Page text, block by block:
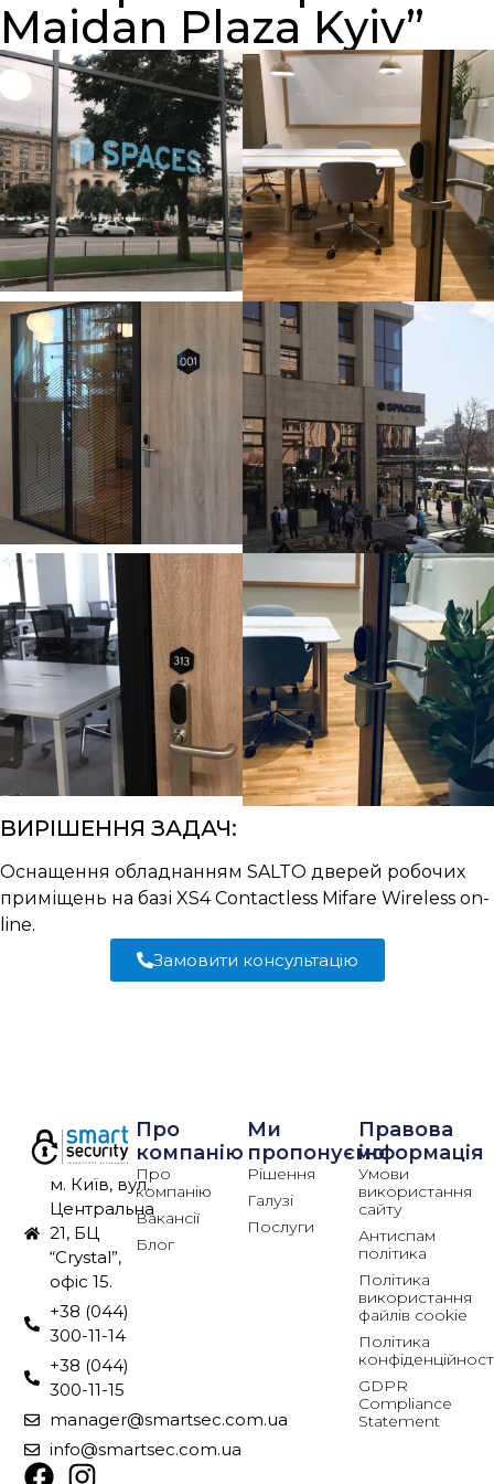
Maidan Plaza Kyiv”
ВИРІШЕННЯ ЗАДАЧ:
Оснащення обладнанням SALTO дверей робочих
приміщень на базі XS4 Contactless Mifare Wireless on-
line.
Замовити консультацію
м. Київ, вул.
Центральна
21, БЦ
“Crystal”,
офіс 15.
+38 (044)
300-11-14
+38 (044)
300-11-15
manager@smartsec.com.ua
info@smartsec.com.ua
Про
компанію
Про
компанію
Вакансії
Блог
Ми
пропонуємо
Рішення
Галузі
Послуги
Правова
інформація
Умови
використання
сайту
Антиспам
політика
Політика
використання
файлів cookie
Політика
GDPR
Compliance
Statement